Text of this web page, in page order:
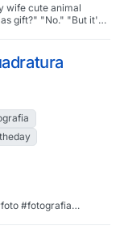
wife cute animal
gift?" "No." "But it's
#fotografia